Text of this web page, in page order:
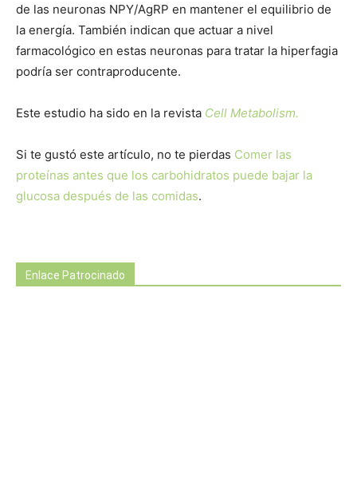
de las neuronas NPY/AgRP en mantener el equilibrio de
la energía. También indican que actuar a nivel
farmacológico en estas neuronas para tratar la hiperfagia
podría ser contraproducente.
Este estudio ha sido en la revista Cell Metabolism.
Si te gustó este artículo, no te pierdas Comer las
proteínas antes que los carbohidratos puede bajar la
glucosa después de las comidas.
Enlace Patrocinado